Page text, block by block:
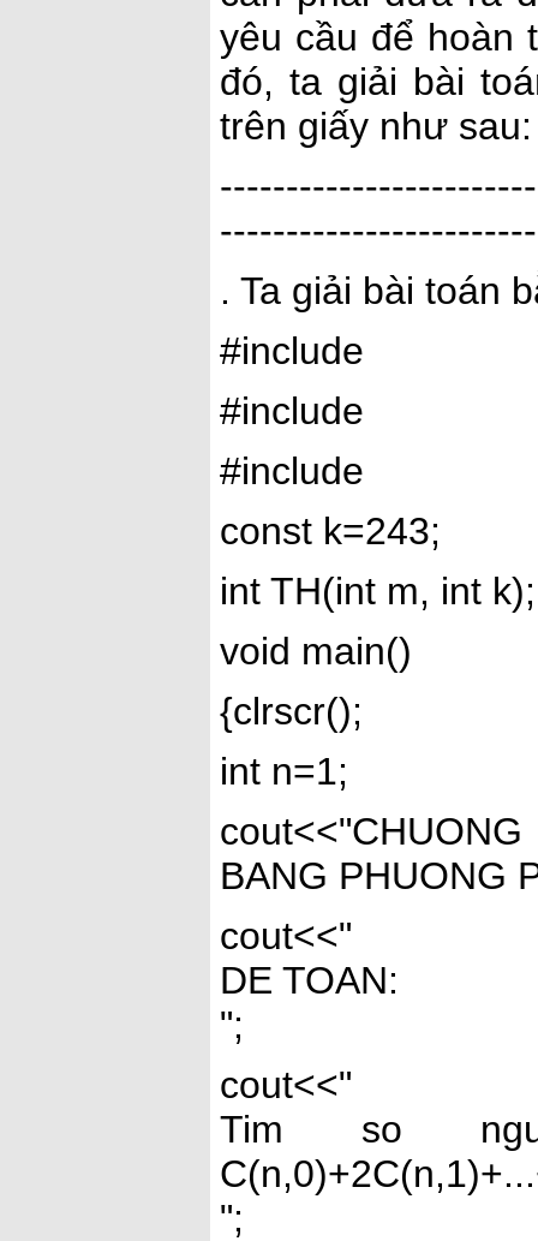
yêu cầu để hoàn
đó, ta giải bài
trên giấy như sau:
. Ta giải bài toán
#include
#include
#include
const k=243;
int TH(int m, int k);
void main()
{clrscr();
int n=1;
BANG PHUONG
cout<<"
DE TOAN:
";
cout<<"
Tim so
";